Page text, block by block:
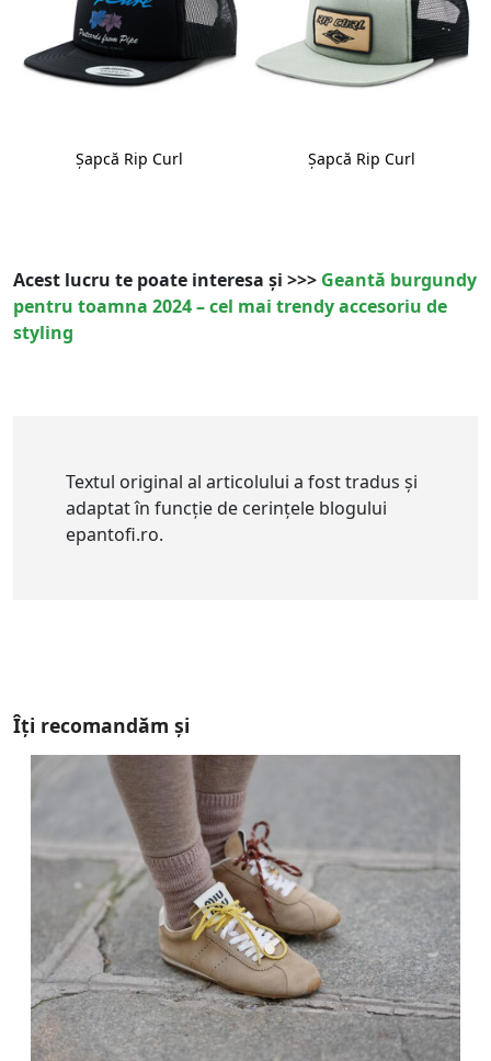
Șapcă Rip Curl Șapcă Rip Curl
Acest lucru te poate interesa și >>> Geantă burgundy
pentru toamna 2024 – cel mai trendy accesoriu de
styling
Textul original al articolului a fost tradus și
adaptat în funcție de cerințele blogului
epantofi.ro.
Îți recomandăm și